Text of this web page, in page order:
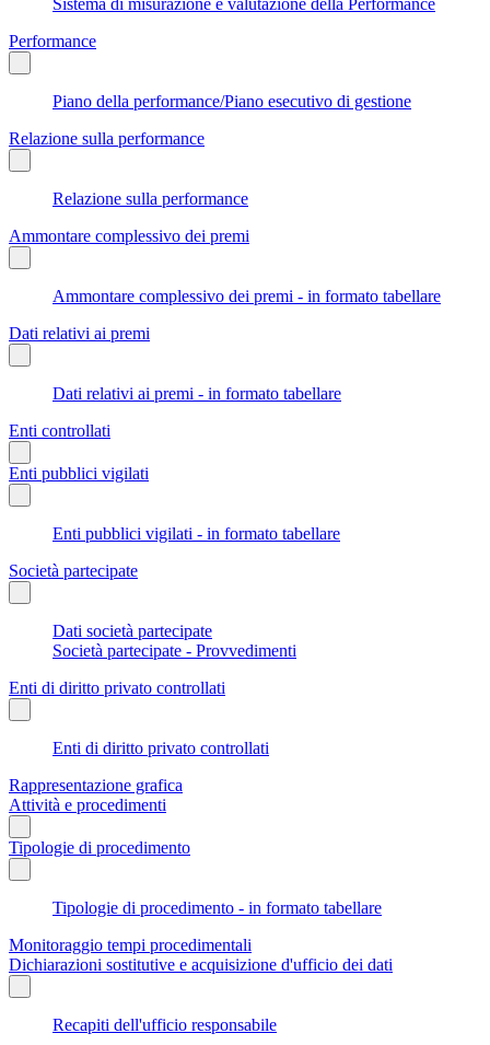
Performance
Piano della performance/Piano esecutivo di gestione
Relazione sulla performance
Relazione sulla performance
Ammontare complessivo dei premi
Ammontare complessivo dei premi - in formato tabellare
Dati relativi ai premi
Dati relativi ai premi - in formato tabellare
Enti controllati
Enti pubblici vigilati
Enti pubblici vigilati - in formato tabellare
Società partecipate
Dati società partecipate
Società partecipate - Provvedimenti
Enti di diritto privato controllati
Enti di diritto privato controllati
Rappresentazione grafica
Attività e procedimenti
Tipologie di procedimento
Tipologie di procedimento - in formato tabellare
Monitoraggio tempi procedimentali
Dichiarazioni sostitutive e acquisizione d'ufficio dei dati
Recapiti dell'ufficio responsabile